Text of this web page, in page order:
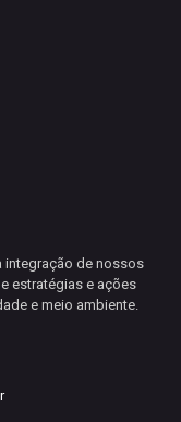
integração de nossos
estratégias e ações
e meio ambiente.